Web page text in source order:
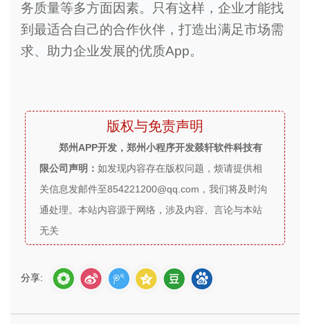
务质量等多方面因素。只有这样，企业才能找
到最适合自己的合作伙伴，打造出满足市场需
求、助力企业发展的优质App。
版权与免责声明
郑州APP开发，郑州小程序开发燚轩软件科技有
限公司声明： 如发现内容存在版权问题，烦请提供相
关信息发邮件至854221200@qq.com，我们将及时沟
通处理。本站内容源于网络，涉及内容、言论与本站
无关
分享: